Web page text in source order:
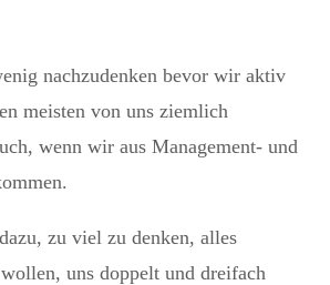
nachzudenken bevor wir aktiv
meisten von uns ziemlich
wenn wir aus Management- und
zu viel zu denken, alles
uns doppelt und dreifach